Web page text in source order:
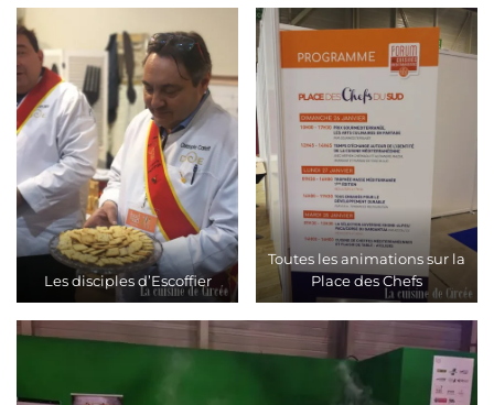
Les disciples d’Escoffier
Toutes les animations sur la
Place des Chefs